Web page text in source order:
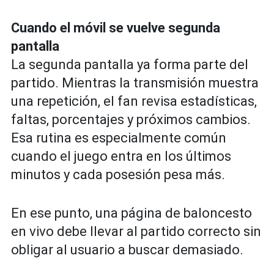
Cuando el móvil se vuelve segunda
pantalla
La segunda pantalla ya forma parte del
partido. Mientras la transmisión muestra
una repetición, el fan revisa estadísticas,
faltas, porcentajes y próximos cambios.
Esa rutina es especialmente común
cuando el juego entra en los últimos
minutos y cada posesión pesa más.
En ese punto, una página de baloncesto
en vivo debe llevar al partido correcto sin
obligar al usuario a buscar demasiado.